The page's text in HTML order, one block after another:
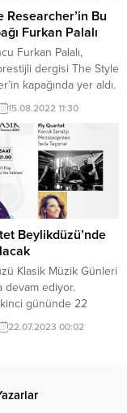
Researcher’in Bu
Furkan Palalı
Furkan Palalı,
dergisi The Style
kapağında yer aldı.
gelip çekim
bu özel kareleri
taşıdı. Çekimlerden
yer aldığı kısa bir
sosyal medya
paylaşan Palalı, kısa
tarafından
aldı. Başarılı
Palalı’nıın ünü...
15.08.2022 11:30
Beylikdüzü’nde
Klasik Müzik Günleri
devam ediyor.
gününde 22
saat 21.00’da Fly
alacak. Yaşam
Seda Taşpınar da
22.07.2023 00:02